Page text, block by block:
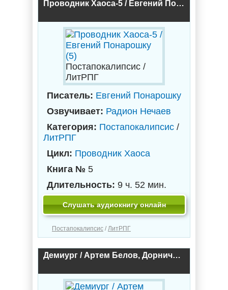
Проводник Хаоса-5 / Евгений Понарошку (5)
Постапокалипсис /
ЛитРПГ
Писатель: Евгений Понарошку
Озвучивает: Радион Нечаев
Категория: Постапокалипсис /
ЛитРПГ
Цикл: Проводник Хаоса
Книга № 5
Длительность: 9 ч. 52 мин.
Слушать аудиокнигу онлайн
Постапокалипсис / ЛитРПГ
Демиург / Артем Белов, Дорничев Дмитрий (1)